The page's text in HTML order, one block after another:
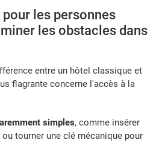
les personnes
les obstacles dans
entre un hôtel classique et
flagrante concerne l'accès à la
simples, comme insérer
tourner une clé mécanique pour